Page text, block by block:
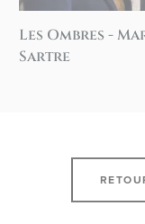
Les Ombres -
Sartre